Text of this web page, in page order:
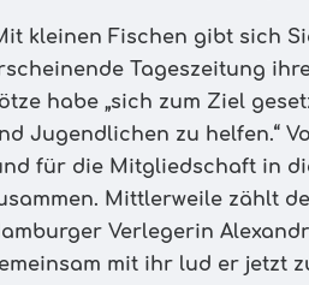
kleinen Fischen gibt sich
Tageszeitung
habe „sich zum Ziel
Jugendlichen zu helfen.“
für die Mitgliedschaft in
Mittlerweile zählt
Verlegerin
mit ihr lud er jetzt